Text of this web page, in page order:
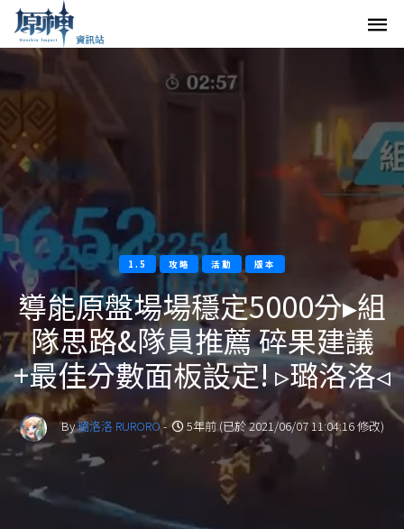
1.5 攻略 活動 版本
導能原盤場場穩定5000分▸組
隊思路&隊員推薦 碎果建議
+最佳分數面板設定! ▹璐洛洛◃
By璐洛洛 RURORO- 5年前 (已於 2021/06/07 11:04:16 修改)